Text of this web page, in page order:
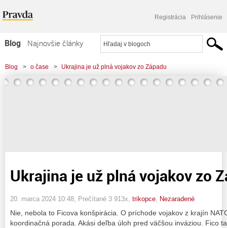
Registrácia Prihlásenie
Blog
Najnovšie články
Najčítanejšie články
Najkomentovanejšie články
Blog > o čase > Ukrajina je už plná vojakov zo Západu
Ukrajina je už plná vojakov zo
20. marca 2024 10:48 , Prečítané 3 913x, trikopce Nezaradené
Nie, nebola to Ficova konšpirácia. O príchode vojakov z krajín
koordinačná porada. Akási deľba úloh pred väčšou inváziou. Fico